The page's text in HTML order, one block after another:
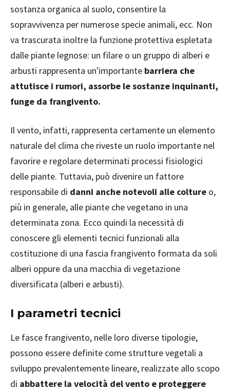
sostanza organica al suolo, consentire la
sopravvivenza per numerose specie animali, ecc. Non
va trascurata inoltre la funzione protettiva espletata
dalle piante legnose: un filare o un gruppo di alberi e
arbusti rappresenta un'importante barriera che
attutisce i rumori, assorbe le sostanze inquinanti,
funge da frangivento.
Il vento, infatti, rappresenta certamente un elemento
naturale del clima che riveste un ruolo importante nel
favorire e regolare determinati processi fisiologici
delle piante. Tuttavia, può divenire un fattore
responsabile di danni anche notevoli alle colture o,
più in generale, alle piante che vegetano in una
determinata zona. Ecco quindi la necessità di
conoscere gli elementi tecnici funzionali alla
costituzione di una fascia frangivento formata da soli
alberi oppure da una macchia di vegetazione
diversificata (alberi e arbusti).
I parametri tecnici
Le fasce frangivento, nelle loro diverse tipologie,
possono essere definite come strutture vegetali a
sviluppo prevalentemente lineare, realizzate allo scopo
di abbattere la velocità del vento e proteggere